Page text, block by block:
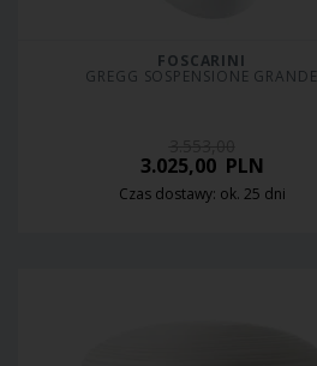
FOSCARINI
GREGG SOSPENSIONE GRANDE
3.025,00PLN
Czas dostawy: ok. 25 dni